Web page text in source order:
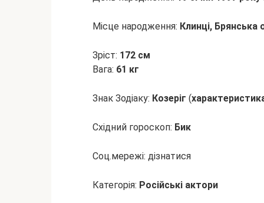
Місце народження: Клинці, Брянська
Зріст: 172 см
Вага: 61 кг
Знак Зодіаку: Козеріг (
Східний гороскоп: Бик
Соц.мережі: дізнатися
Категорія: Російські актори